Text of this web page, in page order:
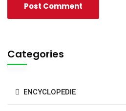
Categories
ENCYCLOPEDIE